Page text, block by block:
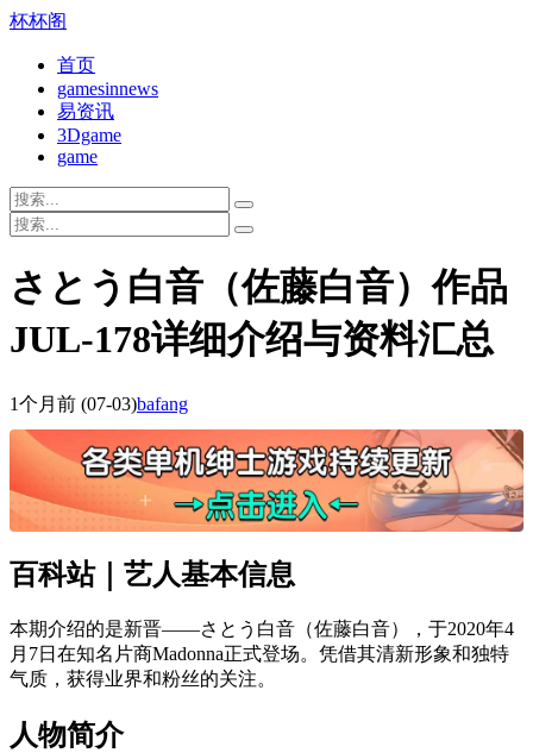
杯杯阁
首页
gamesinnews
易资讯
3Dgame
game
さとう白音（佐藤白音）作品
JUL-178详细介绍与资料汇总
1个月前 (07-03)bafang
百科站｜艺人基本信息
本期介绍的是新晋——さとう白音（佐藤白音），于2020年4
月7日在知名片商Madonna正式登场。凭借其清新形象和独特
气质，获得业界和粉丝的关注。
人物简介